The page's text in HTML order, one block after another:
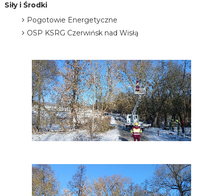
Siły i Środki
Pogotowie Energetyczne
OSP KSRG Czerwińsk nad Wisłą